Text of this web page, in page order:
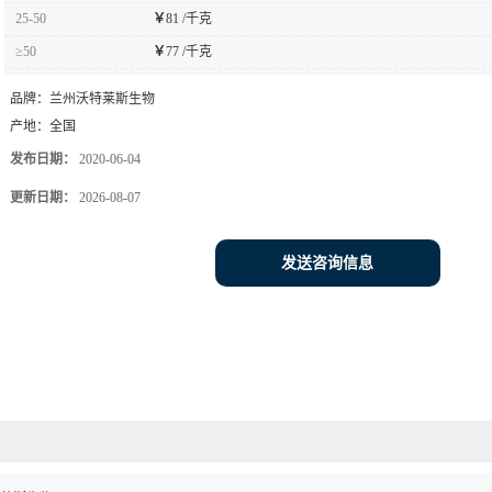
25-50 ￥81 /千克
≥50 ￥77 /千克
品牌： 兰州沃特莱斯生物
产地： 全国
发布日期： 2020-06-04
更新日期： 2026-08-07
发送咨询信息